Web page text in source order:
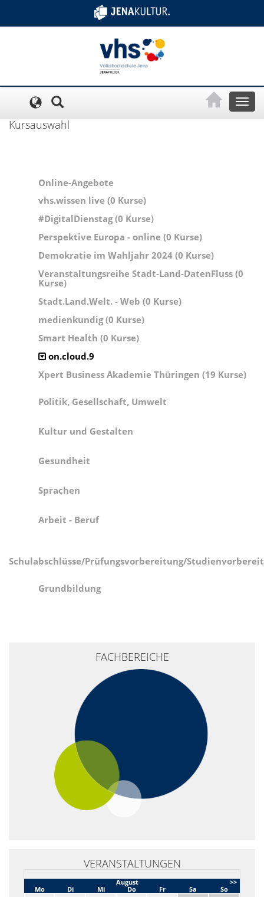
Toggle
Kursauswahl
Online-Angebote
vhs.wissen live (0 Kurse)
#DigitalDienstag (0 Kurse)
Perspektive Europa - online (0 Kurse)
Demokratie im Wahljahr 2024 (0 Kurse)
Veranstaltungsreihe Stadt-Land-DatenFluss (0
Kurse)
Stadt.Land.Welt. - Web (0 Kurse)
medienkundig (0 Kurse)
Smart Health (0 Kurse)
on.cloud.9
Xpert Business Akademie Thüringen (19 Kurse)
Politik, Gesellschaft, Umwelt
Kultur und Gestalten
Gesundheit
Sprachen
Arbeit - Beruf
Schulabschlüsse/Prüfungsvorbereitung/
Grundbildung
FACHBEREICHE
VERANSTALTUNGEN
>>
August
Mo
Di Mi Do Fr Sa
So